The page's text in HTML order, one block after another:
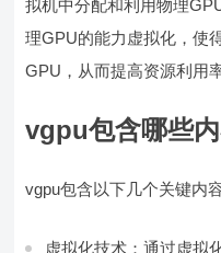
拟机中分配和利用物理
理GPU的能力虚拟化，使
GPU，从而提高资源利用
vgpu包含哪些内
vgpu包含以下几个关键内
虚拟化技术：通过虚拟